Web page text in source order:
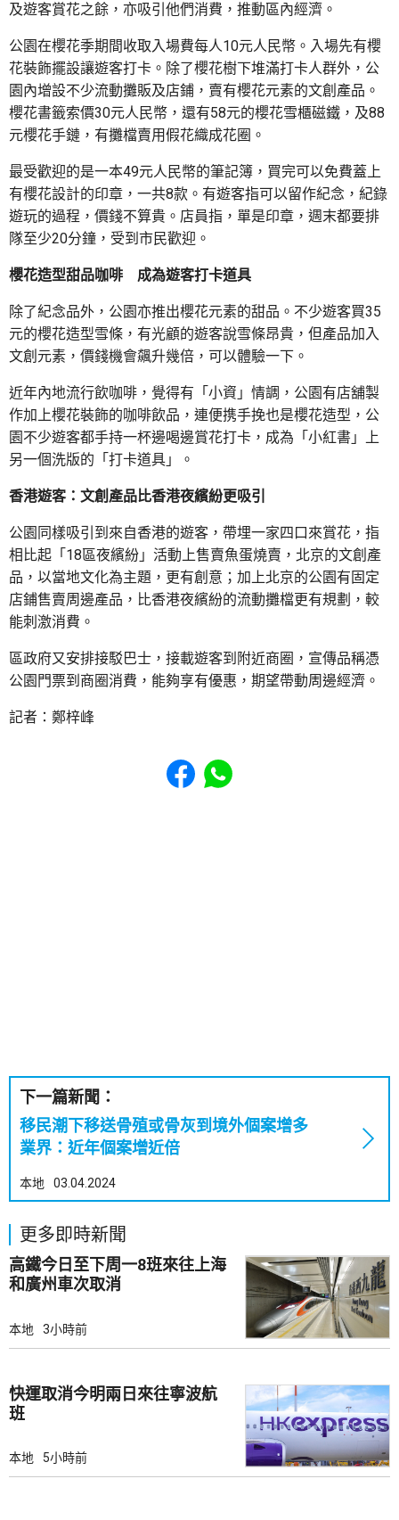
及遊客賞花之餘，亦吸引他們消費，推動區內經濟。
公園在櫻花季期間收取入場費每人10元人民幣。入場先有櫻
花裝飾擺設讓遊客打卡。除了櫻花樹下堆滿打卡人群外，公
園內增設不少流動攤販及店鋪，賣有櫻花元素的文創產品。
櫻花書籤索價30元人民幣，還有58元的櫻花雪櫃磁鐵，及88
元櫻花手鏈，有攤檔賣用假花織成花圈。
最受歡迎的是一本49元人民幣的筆記簿，買完可以免費蓋上
有櫻花設計的印章，一共8款。有遊客指可以留作紀念，紀錄
遊玩的過程，價錢不算貴。店員指，單是印章，週末都要排
隊至少20分鐘，受到市民歡迎。
櫻花造型甜品咖啡 成為遊客打卡道具
除了紀念品外，公園亦推出櫻花元素的甜品。不少遊客買35
元的櫻花造型雪條，有光顧的遊客說雪條昂貴，但產品加入
文創元素，價錢機會飆升幾倍，可以體驗一下。
近年內地流行飲咖啡，覺得有「小資」情調，公園有店舖製
作加上櫻花裝飾的咖啡飲品，連便携手挽也是櫻花造型，公
園不少遊客都手持一杯邊喝邊賞花打卡，成為「小紅書」上
另一個洗版的「打卡道具」。
香港遊客：文創產品比香港夜繽紛更吸引
公園同樣吸引到來自香港的遊客，帶埋一家四口來賞花，指
相比起「18區夜繽紛」活動上售賣魚蛋燒賣，北京的文創產
品，以當地文化為主題，更有創意；加上北京的公園有固定
店鋪售賣周邊產品，比香港夜繽紛的流動攤檔更有規劃，較
能刺激消費。
區政府又安排接駁巴士，接載遊客到附近商圈，宣傳品稱憑
公園門票到商圈消費，能夠享有優惠，期望帶動周邊經濟。
記者：鄭梓峰
Share to Facebook
Share to WhatsApp
下一篇新聞：
移民潮下移送骨殖或骨灰到境外個案增多
業界：近年個案增近倍
本地 03.04.2024
更多即時新聞
高鐵今日至下周一8班來往上海
和廣州車次取消
本地 3小時前
快運取消今明兩日來往寧波航
班
本地 5小時前